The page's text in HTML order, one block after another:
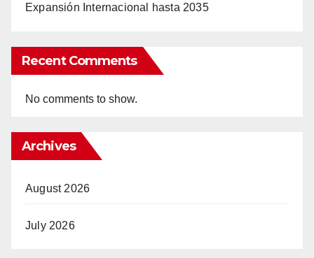
Expansión Internacional hasta 2035
Recent Comments
No comments to show.
Archives
August 2026
July 2026